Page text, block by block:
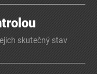
skutečný stav